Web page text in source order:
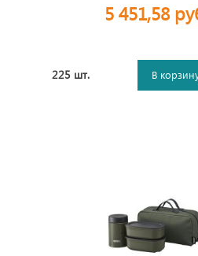
5 451,58
225 шт. В